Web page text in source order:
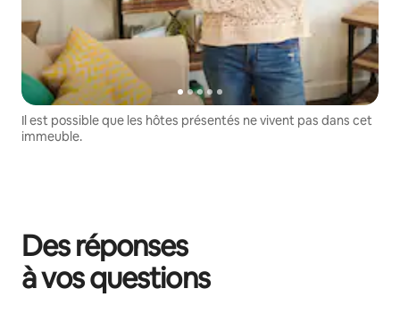
Il est possible que les hôtes présentés ne vivent pas dans cet
immeuble.
Des réponses
à vos questions